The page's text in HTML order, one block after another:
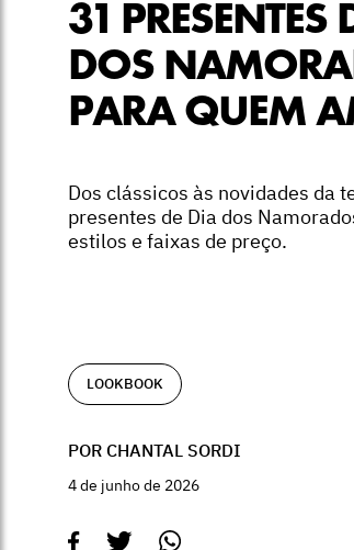
31 PRESENTES
DOS
PARA QUEM
Dos clássicos às novidades da
presentes de Dia dos
estilos e faixas de preço.
LOOKBOOK
POR CHANTAL SORDI
4 de junho de 2026